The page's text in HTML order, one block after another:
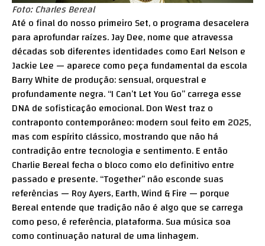
Foto: Charles Bereal
Até o final do nosso primeiro Set, o programa desacelera
para aprofundar raízes. Jay Dee, nome que atravessa
décadas sob diferentes identidades como Earl Nelson e
Jackie Lee — aparece como peça fundamental da escola
Barry White de produção: sensual, orquestral e
profundamente negra. “I Can’t Let You Go” carrega esse
DNA de sofisticação emocional. Don West traz o
contraponto contemporâneo: modern soul feito em 2025,
mas com espírito clássico, mostrando que não há
contradição entre tecnologia e sentimento. E então
Charlie Bereal fecha o bloco como elo definitivo entre
passado e presente. “Together” não esconde suas
referências — Roy Ayers, Earth, Wind & Fire — porque
Bereal entende que tradição não é algo que se carrega
como peso, é referência, plataforma. Sua música soa
como continuação natural de uma linhagem.